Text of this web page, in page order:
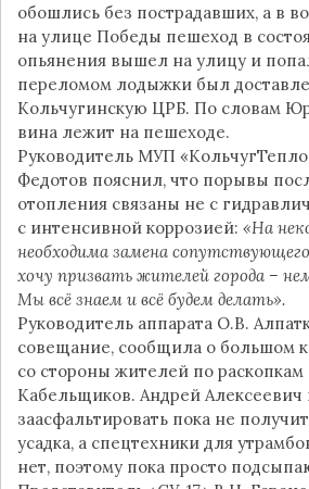
обошлись без пострадавших, а в
на улице Победы пешеход в
опьянения вышел на улицу и
переломом лодыжки был
Кольчугинскую ЦРБ. По словам
вина лежит на пешеходе.
Руководитель МУП
Федотов пояснил, что порывы
отопления связаны не с
с интенсивной коррозией: «На
необходима замена
хочу призвать жителей города –
Мы всё знаем и всё будем делать».
Руководитель аппарата О.В.
совещание, сообщила о большом
со стороны жителей по раскопкам
Кабельщиков. Андрей Алексеевич
заасфальтировать пока не
усадка, а спецтехники для
нет, поэтому пока просто